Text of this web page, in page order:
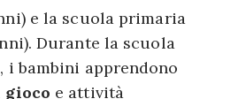
e la scuola primaria
Durante la scuola
i bambini apprendono
gioco e attività